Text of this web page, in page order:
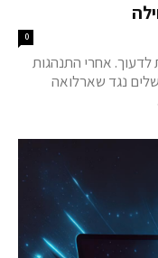
0
אחרי התנהגות
נגד שארלואה